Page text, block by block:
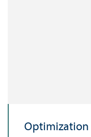
Optimization